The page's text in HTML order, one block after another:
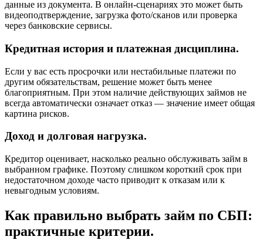
данные из документа. В онлайн-сценариях это может быть
видеоподтверждение, загрузка фото/сканов или проверка
через банковские сервисы.
Кредитная история и платежная дисциплина.
Если у вас есть просрочки или нестабильные платежи по
другим обязательствам, решение может быть менее
благоприятным. При этом наличие действующих займов не
всегда автоматически означает отказ — значение имеет общая
картина рисков.
Доход и долговая нагрузка.
Кредитор оценивает, насколько реально обслуживать займ в
выбранном графике. Поэтому слишком короткий срок при
недостаточном доходе часто приводит к отказам или к
невыгодным условиям.
Как правильно выбрать займ по СБП:
практичные критерии.